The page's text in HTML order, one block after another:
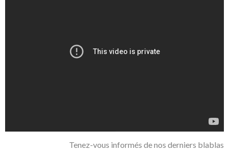
Tenez-vous informés de nos derniers blablas